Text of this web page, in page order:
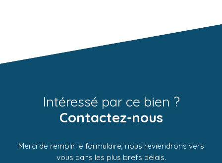
Intéressé par ce bien ?
Contactez-nous
Merci de remplir le formulaire, nous reviendrons vers
vous dans les plus brefs délais.